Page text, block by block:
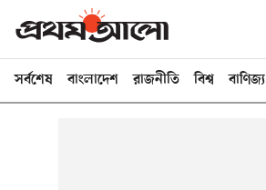
সর্বশেষ বাংলাদেশ রাজনীতি বিশ্ব বাণিজ্য